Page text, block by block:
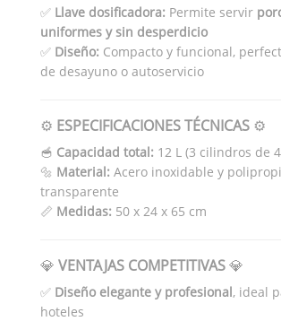
✅ Llave dosificadora: Permite servir
uniformes y sin desperdicio
✅ Diseño: Compacto y funcional,
de desayuno o autoservicio
⚙️ ESPECIFICACIONES TÉCNICAS ⚙️
🥣 Capacidad total: 12 L (3 cilindros de
🔩 Material: Acero inoxidable y
transparente
📏 Medidas: 50 x 24 x 65 cm
💎 VENTAJAS COMPETITIVAS💎
✅ Diseño elegante y profesional, ideal
hoteles